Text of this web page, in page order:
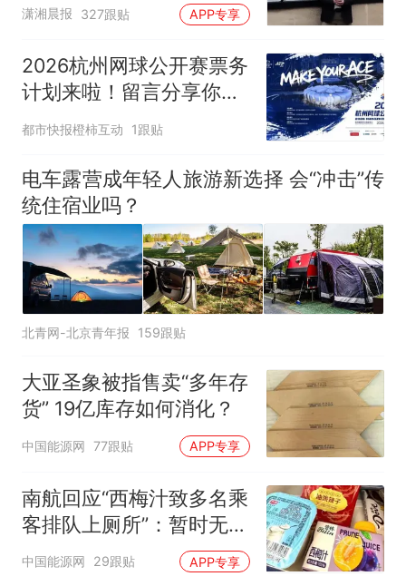
潇湘晨报 327跟贴 APP专享
2026杭州网球公开赛票务
计划来啦！留言分享你的
网球经历赢咖啡券
都市快报橙柿互动 1跟贴
电车露营成年轻人旅游新选择 会“冲击”传
统住宿业吗？
北青网-北京青年报 159跟贴
大亚圣象被指售卖“多年存
货” 19亿库存如何消化？
中国能源网 77跟贴 APP专享
南航回应“西梅汁致多名乘
客排队上厕所”：暂时无法
核查是否发放西梅汁
中国能源网 29跟贴 APP专享